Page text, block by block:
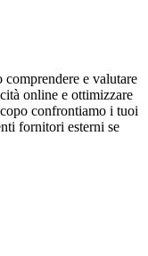
e valutare
online e ottimizzare
confrontiamo i tuoi
fornitori esterni se